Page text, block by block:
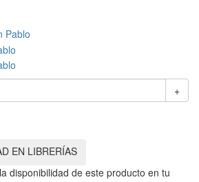
+
EN LIBRERÍAS
disponibilidad de este producto en tu